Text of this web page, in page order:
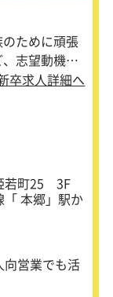
のために頑張
志望動機は
方、最速で
歓迎しま
卒求人詳細へ
若町25 3F
本郷」駅か
向営業でも活